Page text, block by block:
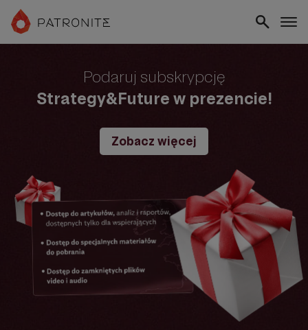
Podaruj subskrypcję
Strategy&Future w prezencie!
Zobacz więcej